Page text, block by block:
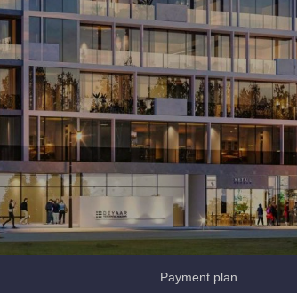
Payment plan